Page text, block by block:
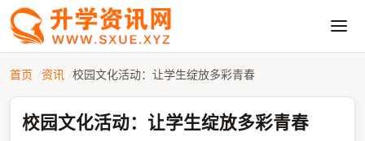
首页 资讯 校园文化活动：让学生绽放多彩青春
校园文化活动：让学生绽放多彩青春